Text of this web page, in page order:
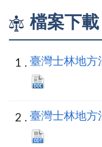
檔案下載
臺灣士林地方
臺灣士林地方